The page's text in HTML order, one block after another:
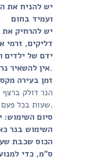
יש להניח את
ועמיד בחום
יש להרחיק את
דליקים, זרמי
ידם של ילדים
זמן בעירה
סיום השימוש: יש
השימוש בנר
ס"מ, כדי למנוע